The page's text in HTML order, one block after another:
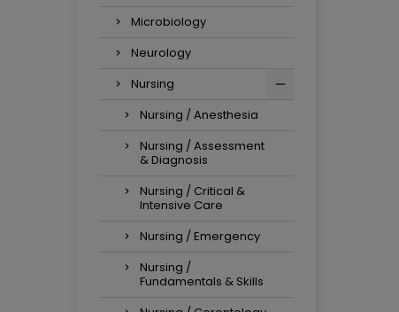
Microbiology
Neurology
Nursing
Nursing / Anesthesia
Nursing / Assessment
& Diagnosis
Nursing / Critical &
Intensive Care
Nursing / Emergency
Nursing /
Fundamentals & Skills